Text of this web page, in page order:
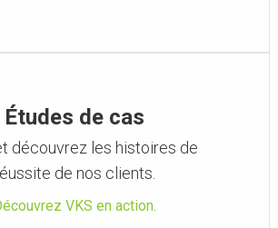
Études de cas
découvrez les histoires de
de nos clients.
VKS en action.